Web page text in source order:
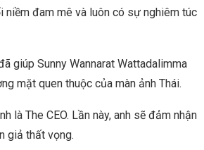
niềm đam mê và luôn có sự nghiêm túc
giúp Sunny Wannarat Wattadalimma
mặt quen thuộc của màn ảnh Thái.
là The CEO. Lần này, anh sẽ đảm nhận
giả thất vọng.